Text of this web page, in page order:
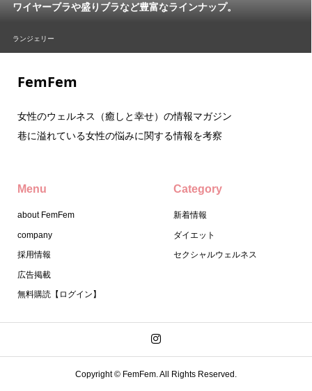
ワイヤーブラや盛りブラなど豊富なラインナップ。
ランジェリー
FemFem
女性のウェルネス（癒しと幸せ）の情報マガジン
巷に溢れている女性の悩みに関する情報を考察
Menu
about FemFem
company
採用情報
広告掲載
無料購読【ログイン】
Category
新着情報
ダイエット
セクシャルウェルネス
Copyright © FemFem. All Rights Reserved.